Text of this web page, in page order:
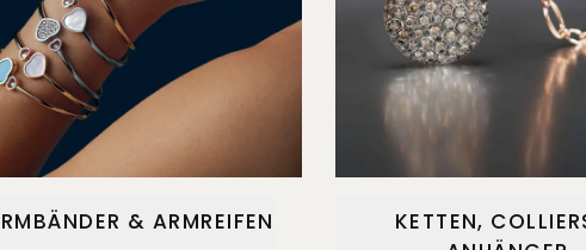
& ARMREIFEN
KETTEN,